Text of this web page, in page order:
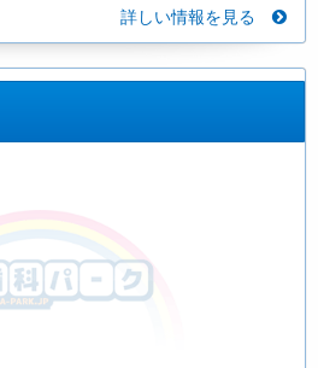
詳しい情報を見る